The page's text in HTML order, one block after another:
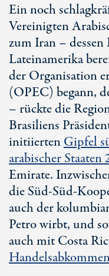
Ein noch
Vereinigten
zum Iran – dessen
Lateinamerika
der Organisation
(OPEC) begann,
– rückte die
Brasiliens
initiiertenGipfel
arabischer Staaten
Emirate.
dieSüd-Süd-
auch der
Petro wirbt, und
auch mitCosta